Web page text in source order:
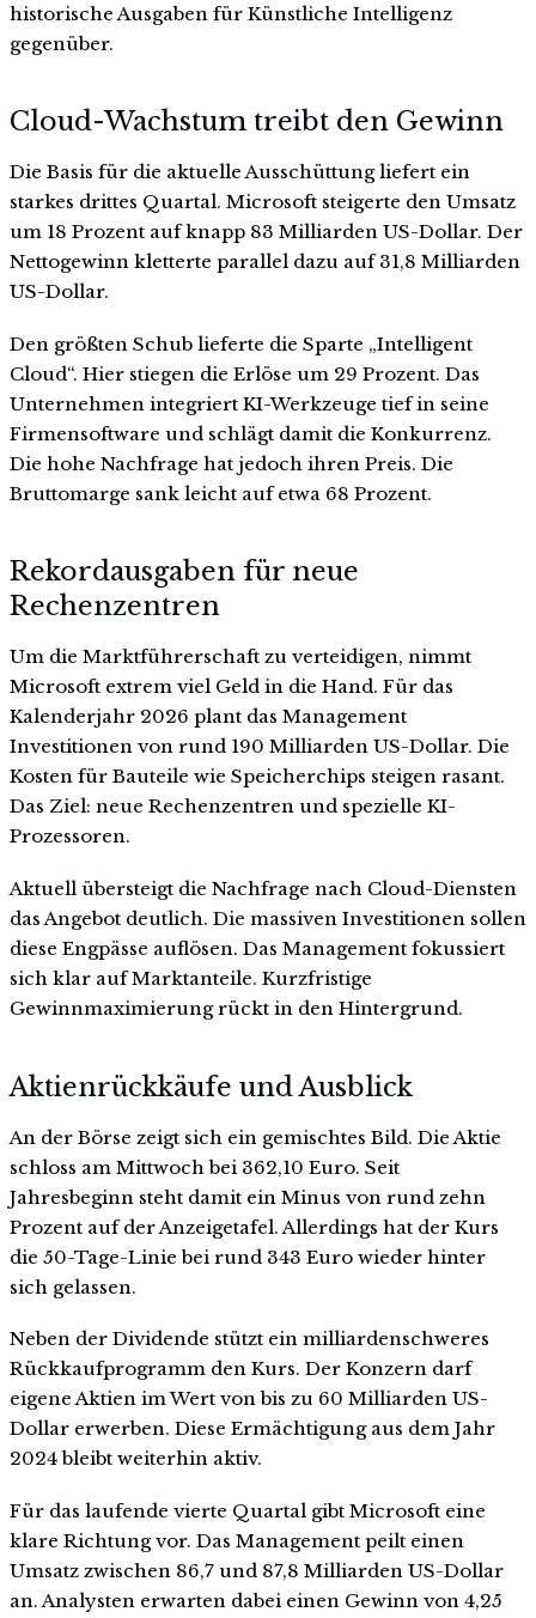
historische Ausgaben für Künstliche Intelligenz
gegenüber.
Cloud-Wachstum treibt den Gewinn
Die Basis für die aktuelle Ausschüttung liefert ein
starkes drittes Quartal. Microsoft steigerte den Umsatz
um 18 Prozent auf knapp 83 Milliarden US-Dollar. Der
Nettogewinn kletterte parallel dazu auf 31,8 Milliarden
US-Dollar.
Den größten Schub lieferte die Sparte „Intelligent
Cloud“. Hier stiegen die Erlöse um 29 Prozent. Das
Unternehmen integriert KI-Werkzeuge tief in seine
Firmensoftware und schlägt damit die Konkurrenz.
Die hohe Nachfrage hat jedoch ihren Preis. Die
Bruttomarge sank leicht auf etwa 68 Prozent.
Rekordausgaben für neue
Rechenzentren
Um die Marktführerschaft zu verteidigen, nimmt
Microsoft extrem viel Geld in die Hand. Für das
Kalenderjahr 2026 plant das Management
Investitionen von rund 190 Milliarden US-Dollar. Die
Kosten für Bauteile wie Speicherchips steigen rasant.
Das Ziel: neue Rechenzentren und spezielle KI-
Prozessoren.
Aktuell übersteigt die Nachfrage nach Cloud-Diensten
das Angebot deutlich. Die massiven Investitionen sollen
diese Engpässe auflösen. Das Management fokussiert
sich klar auf Marktanteile. Kurzfristige
Gewinnmaximierung rückt in den Hintergrund.
Aktienrückkäufe und Ausblick
An der Börse zeigt sich ein gemischtes Bild. Die Aktie
schloss am Mittwoch bei 362,10 Euro. Seit
Jahresbeginn steht damit ein Minus von rund zehn
Prozent auf der Anzeigetafel. Allerdings hat der Kurs
die 50-Tage-Linie bei rund 343 Euro wieder hinter
sich gelassen.
Neben der Dividende stützt ein milliardenschweres
Rückkaufprogramm den Kurs. Der Konzern darf
eigene Aktien im Wert von bis zu 60 Milliarden US-
Dollar erwerben. Diese Ermächtigung aus dem Jahr
2024 bleibt weiterhin aktiv.
Für das laufende vierte Quartal gibt Microsoft eine
klare Richtung vor. Das Management peilt einen
Umsatz zwischen 86,7 und 87,8 Milliarden US-Dollar
an. Analysten erwarten dabei einen Gewinn von 4,25